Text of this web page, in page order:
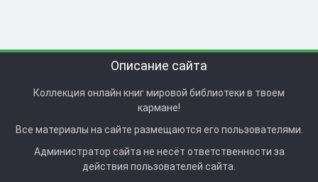
Описание сайта
Коллекция онлайн книг мировой библиотеки в твоем
кармане!
Все материалы на сайте размещаются его пользователями.
Администратор сайта не несёт ответственности за
действия пользователей сайта.